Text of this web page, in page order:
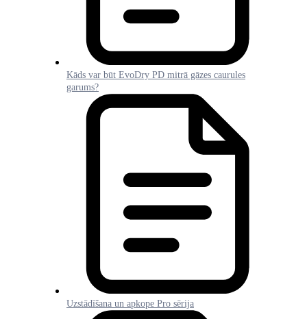
Kāds var būt EvoDry PD mitrā gāzes caurules
garums?
Uzstādīšana un apkope Pro sērija